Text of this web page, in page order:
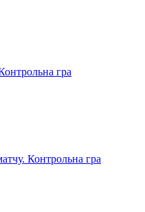
гра
Контрольна гра